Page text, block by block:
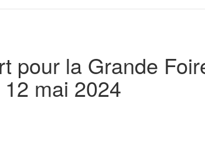
pour la Grande
12 mai 2024